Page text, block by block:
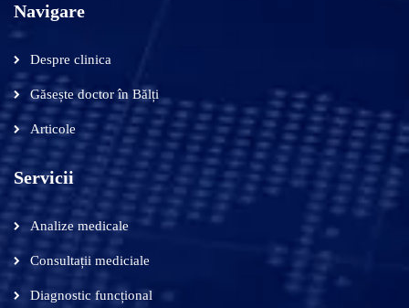
Navigare
Despre clinica
Găsește doctor în Bălți
Articole
Servicii
Analize medicale
Consultații mediciale
Diagnostic funcțional